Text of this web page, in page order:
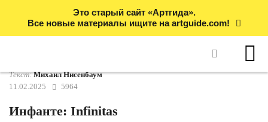
Это старый сайт «Артгида».
Все новые материалы ищите на artguide.com!
Текст:Михаил Нисенбаум
11.02.2025
5964
Инфанте: Infinitas